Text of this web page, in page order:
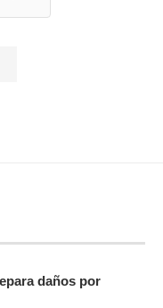
daños por